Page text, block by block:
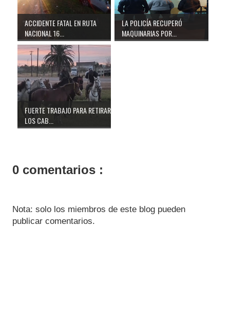
ACCIDENTE FATAL EN RUTA
NACIONAL 16...
LA POLICÍA RECUPERÓ
MAQUINARIAS POR...
FUERTE TRABAJO PARA RETIRAR
LOS CAB...
0 comentarios :
Nota: solo los miembros de este blog pueden
publicar comentarios.